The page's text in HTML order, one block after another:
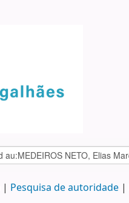
Pesquisa de autoridade